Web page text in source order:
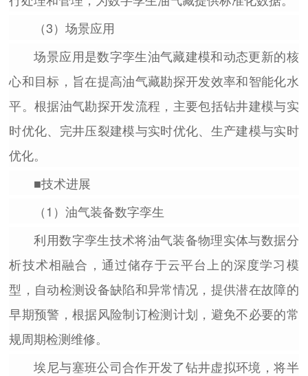
（3）场景应用
场景应用是数字孪生油气藏建模和动态更新的核
心和目标，旨在提高油气藏勘探开发效率和智能化水
平。根据油气勘探开发流程，主要包括钻井建模与实
时优化、完井压裂建模与实时优化、生产建模与实时
优化。
■技术进展
（1）油气装备数字孪生
利用数字孪生技术将油气装备物理实体与数据分
析技术相融合，通过储存于云平台上的深度学习模
型，自动检测设备缺陷和异常情况，提供潜在故障的
早期预警，根据风险制订检测计划，避免不必要的常
规周期检测维修。
埃尼与塞班公司合作开发了钻井虚拟环境，将半